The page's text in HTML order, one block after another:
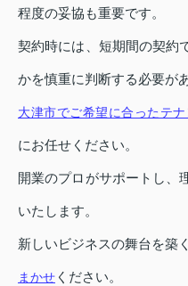
程度の妥協も重要です。
契約時には、短期間の契約
かを慎重に判断する必要が
大津市でご希望に合ったテ
にお任せください。
開業のプロがサポートし、
いたします。
新しいビジネスの舞台を築
まかせ ください。